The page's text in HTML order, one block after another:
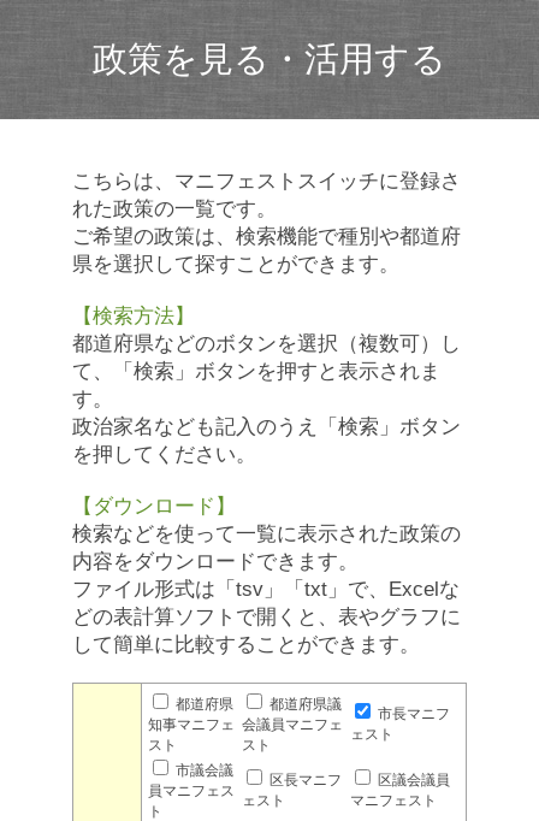
政策を見る・活用する
こちらは、マニフェストスイッチに登録さ
れた政策の一覧です。
ご希望の政策は、検索機能で種別や都道府
県を選択して探すことができます。
【検索方法】
都道府県などのボタンを選択（複数可）し
て、「検索」ボタンを押すと表示されま
す。
政治家名なども記入のうえ「検索」ボタン
を押してください。
【ダウンロード】
検索などを使って一覧に表示された政策の
内容をダウンロードできます。
ファイル形式は「tsv」「txt」で、Excelな
どの表計算ソフトで開くと、表やグラフに
して簡単に比較することができます。
都道府県
知事マニフェ
スト
都道府県議
会議員マニフェ
スト
市長マニフ
ェスト
市議会議
員マニフェス
ト
区長マニフ
ェスト
区議会議員
マニフェスト